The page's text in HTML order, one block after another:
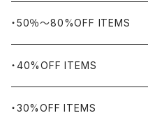
WORKERS BIGDAY
BHADUR
Bills KHAKIS
リング
ネックレス・ペンダント
ピンズ・ブローチ
ヴィンテージ
アウトドア用品
ナバホラグ・ビンテージラグ
・50％〜80%OFF ITEMS
・40%OFF ITEMS
・30%OFF ITEMS